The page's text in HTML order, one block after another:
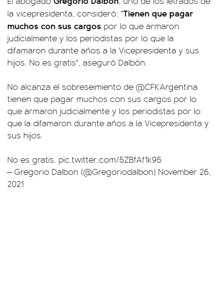
la vicepresidenta, consideró: "Tienen que pagar
muchos con sus cargos por lo que armaron
judicialmente y los periodistas por lo que la
difamaron durante años a la Vicepresidenta y sus
hijos. No es gratis", aseguró Dalbón.
No alcanza el sobreseimiento de @CFKArgentina
tienen que pagar muchos con sus cargos por lo
que armaron judicialmente y los periodistas por lo
que la difamaron durante años a la Vicepresidenta y
sus hijos.
No es gratis. pic.twitter.com/5ZBfAf1k95
— Gregorio Dalbon (@Gregoriodalbon) November 26,
2021